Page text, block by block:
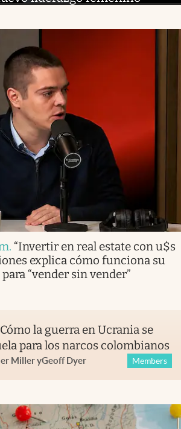
. “Invertir en real estate con u$s
explica cómo funciona su
“vender sin vender”
Cómo la guerra en Ucrania se
para los narcos colombianos
MilleryGeoff Dyer Members